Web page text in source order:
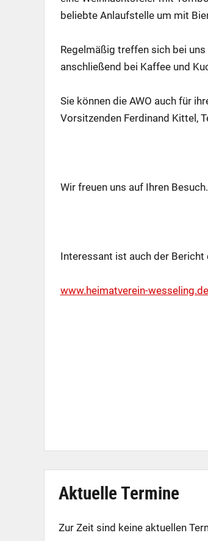
beliebte Anlaufstelle um mit
Regelmäßig treffen sich bei
anschließend bei Kaffee und
Sie können die AWO auch für
Vorsitzenden Ferdinand Kittel,
Wir freuen uns auf Ihren Besuch.
Interessant ist auch der
www.heimatverein-wesseling.de
Aktuelle Termine
Zur Zeit sind keine aktuellen